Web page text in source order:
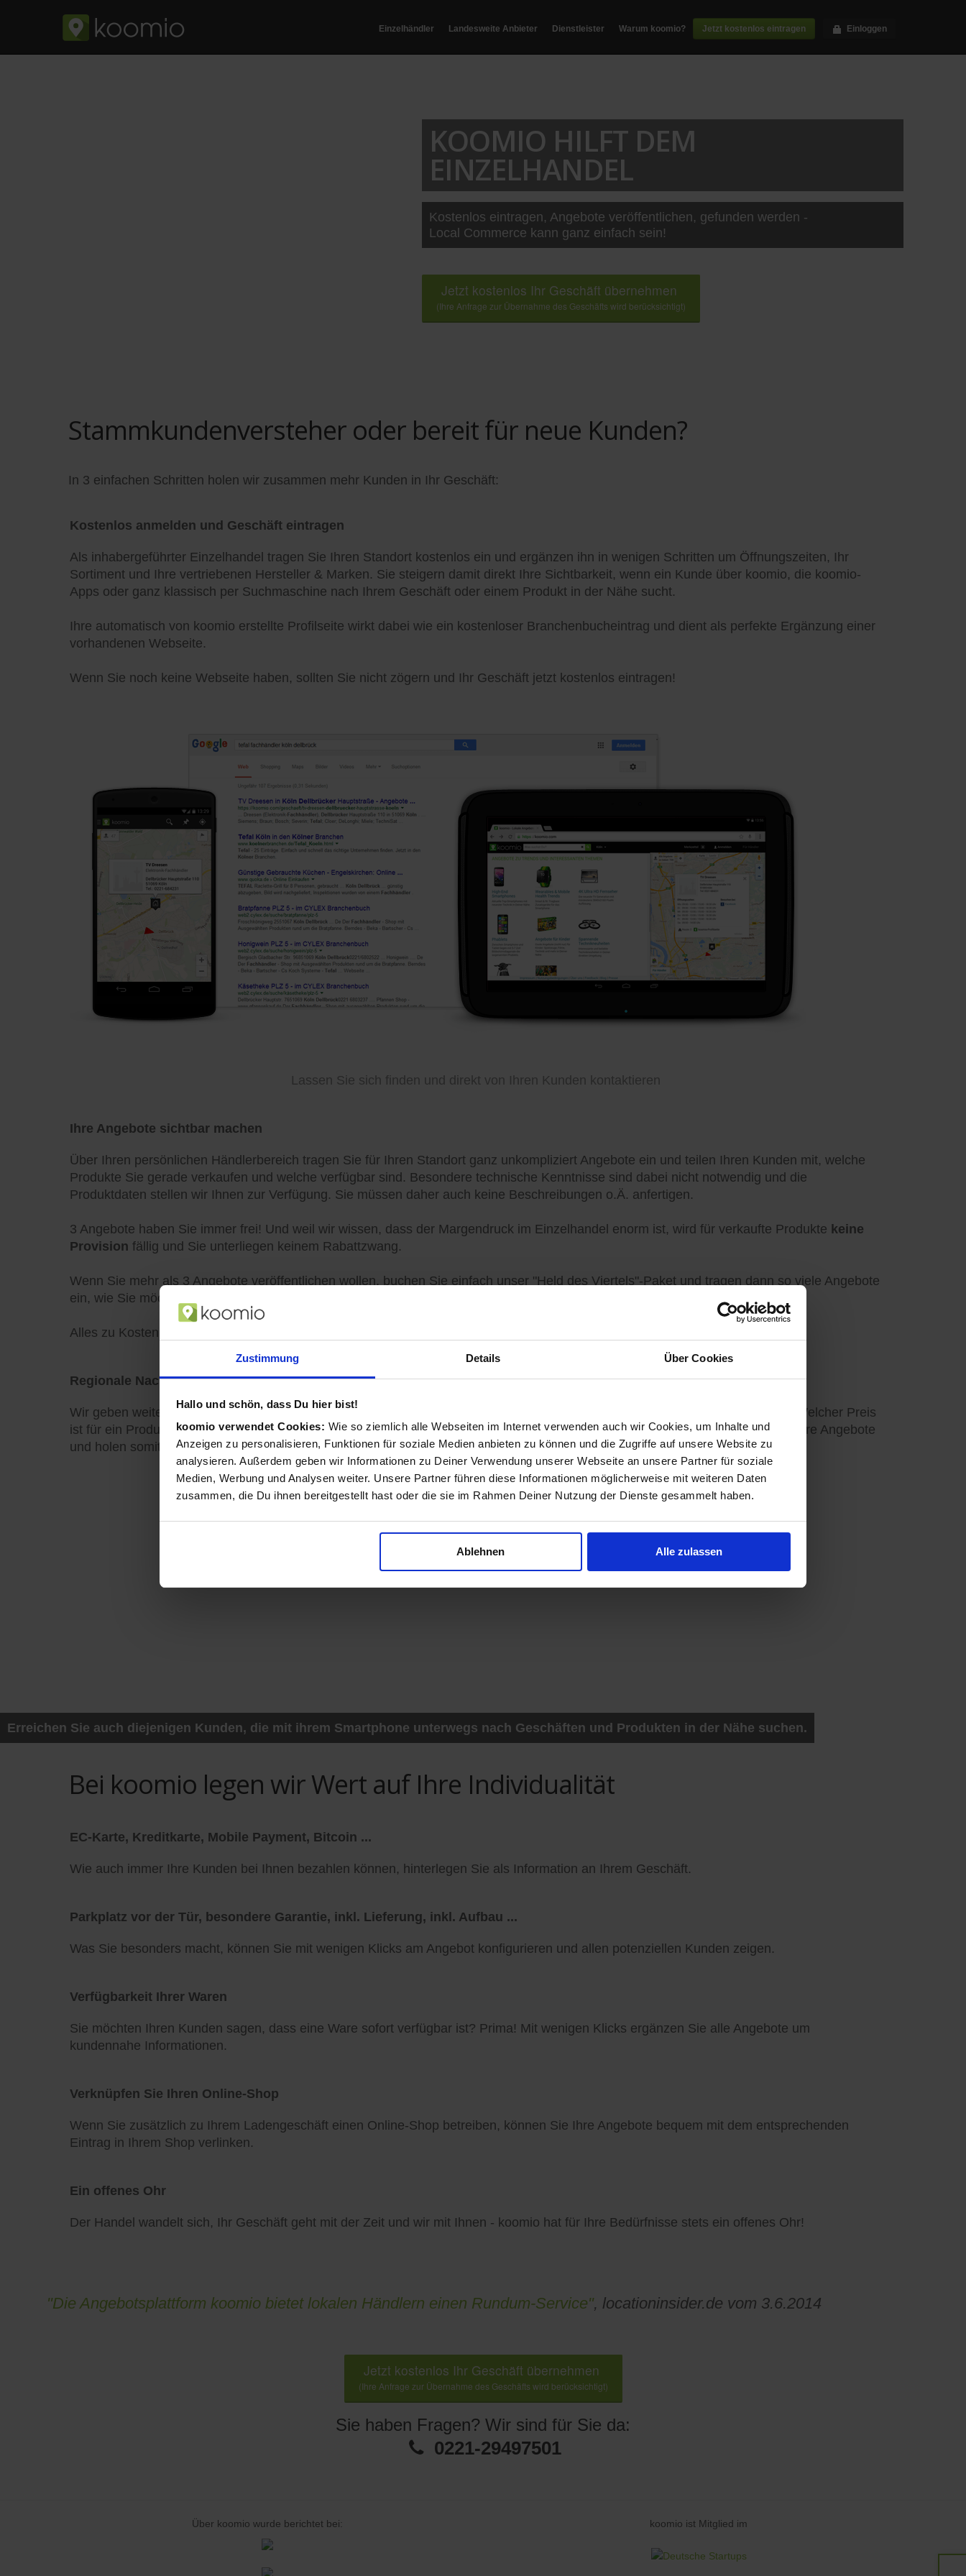
Zustimmung Details Über Cookies
Hallo und schön, dass Du hier bist!
koomio verwendet Cookies: Wie so ziemlich alle Webseiten im Internet verwenden auch wir Cookies, um Inhalte und
Anzeigen zu personalisieren, Funktionen für soziale Medien anbieten zu können und die Zugriffe auf unsere Website zu
analysieren. Außerdem geben wir Informationen zu Deiner Verwendung unserer Webseite an unsere Partner für soziale
Medien, Werbung und Analysen weiter. Unsere Partner führen diese Informationen möglicherweise mit weiteren Daten
zusammen, die Du ihnen bereitgestellt hast oder die sie im Rahmen Deiner Nutzung der Dienste gesammelt haben.
Ablehnen Alle zulassen
Einzelhändler Landesweite Anbieter Dienstleister Warum koomio? Jetzt kostenlos eintragen Einloggen
KOOMIO HILFT DEM
EINZELHANDEL
Kostenlos eintragen, Angebote veröffentlichen, gefunden werden -
Local Commerce kann ganz einfach sein!
Jetzt kostenlos Ihr Geschäft übernehmen
(Ihre Anfrage zur Übernahme des Geschäfts wird berücksichtigt)
Stammkundenversteher oder bereit für neue Kunden?
In 3 einfachen Schritten holen wir zusammen mehr Kunden in Ihr Geschäft:
Kostenlos anmelden und Geschäft eintragen
Als inhabergeführter Einzelhandel tragen Sie Ihren Standort kostenlos ein und ergänzen ihn in wenigen Schritten um Öffnungszeiten, Ihr
Sortiment und Ihre vertriebenen Hersteller & Marken. Sie steigern damit direkt Ihre Sichtbarkeit, wenn ein Kunde über koomio, die koomio-
Apps oder ganz klassisch per Suchmaschine nach Ihrem Geschäft oder einem Produkt in der Nähe sucht.
Ihre automatisch von koomio erstellte Profilseite wirkt dabei wie ein kostenloser Branchenbucheintrag und dient als perfekte Ergänzung einer
vorhandenen Webseite.
Wenn Sie noch keine Webseite haben, sollten Sie nicht zögern und Ihr Geschäft jetzt kostenlos eintragen!
Lassen Sie sich finden und direkt von Ihren Kunden kontaktieren
Ihre Angebote sichtbar machen
Über Ihren persönlichen Händlerbereich tragen Sie für Ihren Standort ganz unkompliziert Angebote ein und teilen Ihren Kunden mit, welche
Produkte Sie gerade verkaufen und welche verfügbar sind. Besondere technische Kenntnisse sind dabei nicht notwendig und die
Produktdaten stellen wir Ihnen zur Verfügung. Sie müssen daher auch keine Beschreibungen o.Ä. anfertigen.
3 Angebote haben Sie immer frei! Und weil wir wissen, dass der Margendruck im Einzelhandel enorm ist, wird für verkaufte Produkte keine
Provision fällig und Sie unterliegen keinem Rabattzwang.
Wenn Sie mehr als 3 Angebote veröffentlichen wollen, buchen Sie einfach unser "Held des Viertels"-Paket und tragen dann so viele Angebote
ein, wie Sie möchten.
Alles zu Kosten bei koomio finden Sie
Regionale Nachfrage sehen
Wir geben weiter, was wir wissen: Wertvolle Nachfragedaten wie "Welche sind die meistgesuchten Artikel in meiner Region?", "Welcher Preis
ist für ein Produkt gerade aktuell?" oder "Wieviel sind Kunden bereit für einen Artikel zu zahlen?" nutzen Sie für sich, ergänzen Ihre Angebote
und holen somit noch mehr Kunden in Ihren Laden.
Erreichen Sie auch diejenigen Kunden, die mit ihrem Smartphone unterwegs nach Geschäften und Produkten in der Nähe suchen.
Bei koomio legen wir Wert auf Ihre Individualität
EC-Karte, Kreditkarte, Mobile Payment, Bitcoin ...
Wie auch immer Ihre Kunden bei Ihnen bezahlen können, hinterlegen Sie als Information an Ihrem Geschäft.
Parkplatz vor der Tür, besondere Garantie, inkl. Lieferung, inkl. Aufbau ...
Was Sie besonders macht, können Sie mit wenigen Klicks am Angebot konfigurieren und allen potenziellen Kunden zeigen.
Verfügbarkeit Ihrer Waren
Sie möchten Ihren Kunden sagen, dass eine Ware sofort verfügbar ist? Prima! Mit wenigen Klicks ergänzen Sie alle Angebote um
kundennahe Informationen.
Verknüpfen Sie Ihren Online-Shop
Wenn Sie zusätzlich zu Ihrem Ladengeschäft einen Online-Shop betreiben, können Sie Ihre Angebote bequem mit dem entsprechenden
Eintrag in Ihrem Shop verlinken.
Ein offenes Ohr
Der Handel wandelt sich, Ihr Geschäft geht mit der Zeit und wir mit Ihnen - koomio hat für Ihre Bedürfnisse stets ein offenes Ohr!
"Die Angebotsplattform koomio bietet lokalen Händlern einen Rundum-Service", locationinsider.de vom 3.6.2014
Jetzt kostenlos Ihr Geschäft übernehmen
(Ihre Anfrage zur Übernahme des Geschäfts wird berücksichtigt)
Sie haben Fragen? Wir sind für Sie da:
0221-29497501
Über koomio wurde berichtet bei: koomio ist Mitglied im